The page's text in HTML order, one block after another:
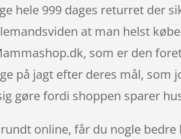
hele 999 dages returret der
at man helst
som er den
på jagt efter deres mål,
gøre fordi shoppen sparer
online, får du nogle